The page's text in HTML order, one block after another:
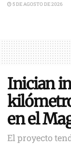
5 DE AGOSTO DE 2026
Inician
en el
El proyecto